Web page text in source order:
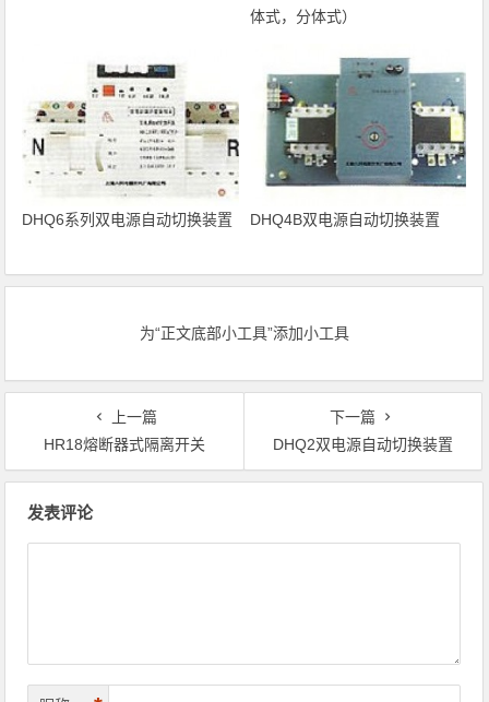
体式，分体式）
DHQ6系列双电源自动切换装置 DHQ4B双电源自动切换装置
为“正文底部小工具”添加小工具
上一篇
HR18熔断器式隔离开关
下一篇
DHQ2双电源自动切换装置
发表评论